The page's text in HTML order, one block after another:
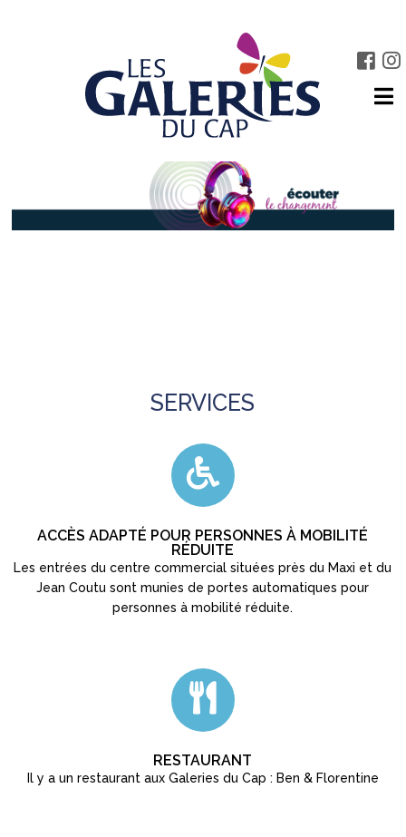
SERVICES
ACCÈS ADAPTÉ POUR PERSONNES À MOBILITÉ
RÉDUITE
Les entrées du centre commercial situées près du Maxi et du
Jean Coutu sont munies de portes automatiques pour
personnes à mobilité réduite.
RESTAURANT
Il y a un restaurant aux Galeries du Cap : Ben & Florentine